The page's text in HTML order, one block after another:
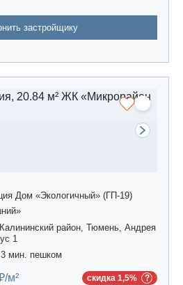
застройщику
Дом «Экологичный» (ГП-19)
район, Тюмень, Андрея
1
мин. пешком
м² скидка 1,5%